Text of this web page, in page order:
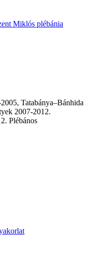
Miklós plébánia
Tatabánya–Bánhida
2007-2012.
Plébános